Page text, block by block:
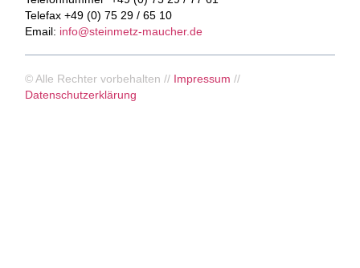
Telefax +49 (0) 75 29 / 65 10
Email: info@steinmetz-maucher.de
© Alle Rechter vorbehalten // Impressum //
Datenschutzerklärung